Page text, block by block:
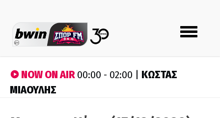
Toggle
navigation
NOW ON AIR00:00 - 02:00 | ΚΩΣΤΑΣ
ΜΙΑΟΥΛΗΣ